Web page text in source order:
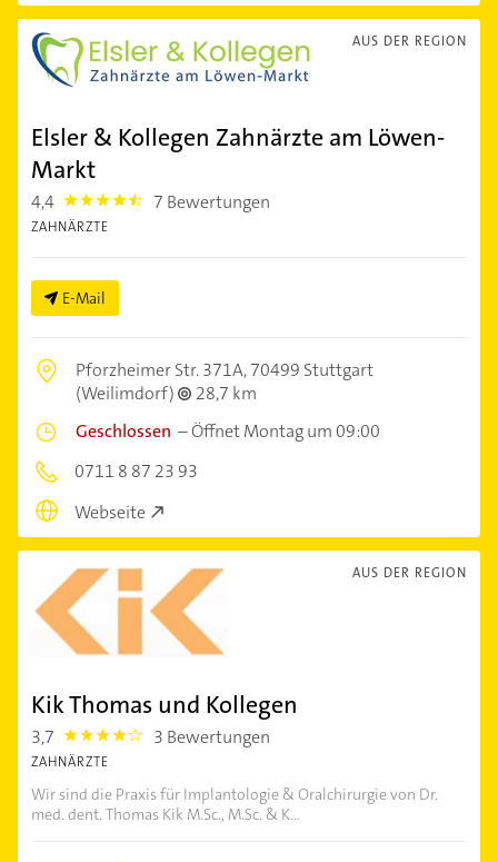
AUS DER REGION
Elsler & Kollegen Zahnärzte am Löwen-
Markt
4,4 4.4 7 Bewertungen
ZAHNÄRZTE
E-Mail
Pforzheimer Str. 371A,70499 Stuttgart
(Weilimdorf)
28,7 km
Geschlossen –Öffnet Montag um 09:00
0711 8 87 23 93
Webseite
AUS DER REGION
Kik Thomas und Kollegen
3,7 3.7 3 Bewertungen
ZAHNÄRZTE
Wir sind die Praxis für Implantologie & Oralchirurgie von Dr.
med. dent. Thomas Kik M.Sc., M.Sc. & K...